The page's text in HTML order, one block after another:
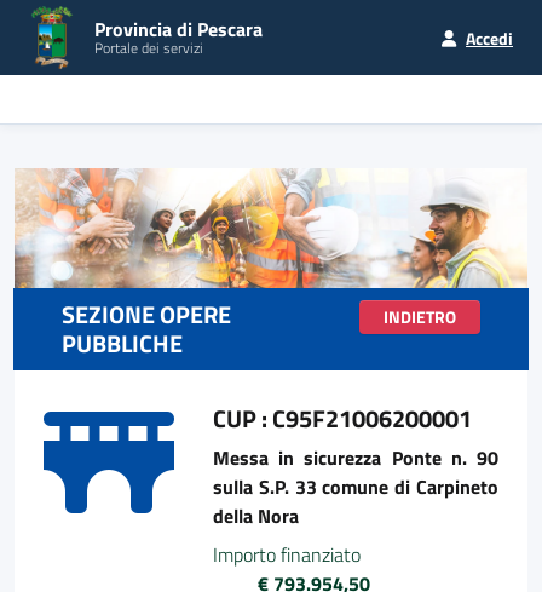
Provincia di Pescara
Portale dei servizi Accedi
SEZIONE OPERE
PUBBLICHE
INDIETRO
CUP : C95F21006200001
Messa in sicurezza Ponte n. 90
sulla S.P. 33 comune di Carpineto
della Nora
Importo finanziato
€ 793.954,50